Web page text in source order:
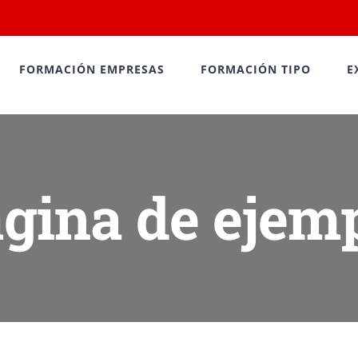
FORMACIÓN EMPRESAS FORMACIÓN TIPO
de